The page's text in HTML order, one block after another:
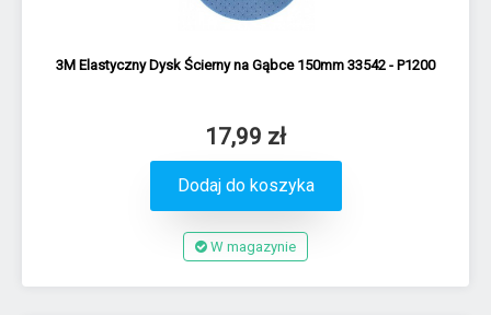
3M Elastyczny Dysk Ścierny na Gąbce 150mm 33542 - P1200
17,99 zł
Dodaj do koszyka
W magazynie